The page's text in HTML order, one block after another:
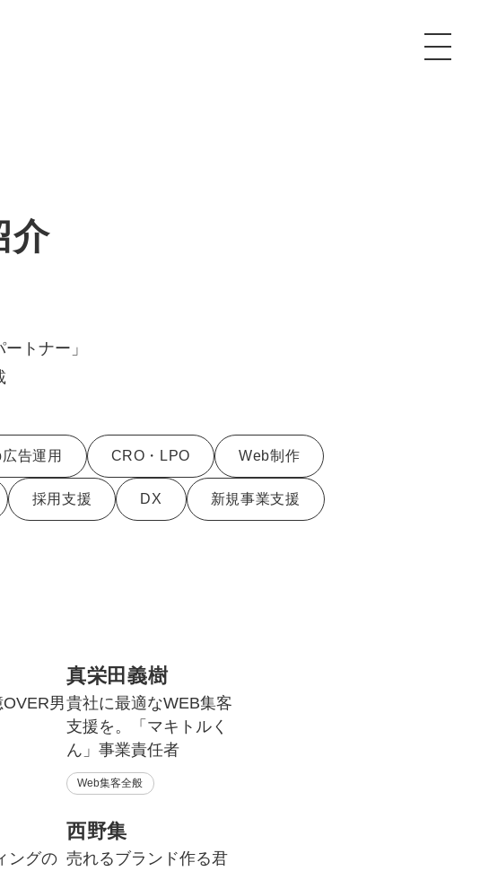
クレーム窓口
定額LINE運用代行『LINEマキトルくん』
採用YouTubeチャンネル構築『トリトル』
エンジニア
介
トナー」
告運用 CRO・LPO Web制作
採用支援 DX 新規事業支援
男
真栄田義樹
貴社に最適なWEB集客
支援を。「マキトルく
ん」事業責任者
Web集客全般
ングの
西野集
売れるブランド作る君